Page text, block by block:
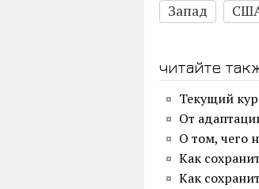
Запад
читайте
Текущий
От
О том, чего
Как
Как